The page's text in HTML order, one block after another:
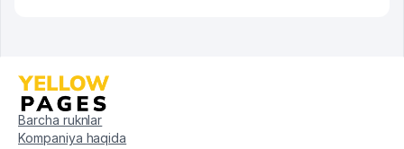
Barcha ruknlar
Kompaniya haqida